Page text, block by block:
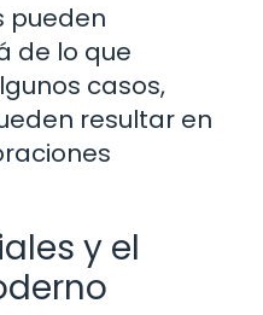
pueden
de lo que
casos,
resultar en
y el